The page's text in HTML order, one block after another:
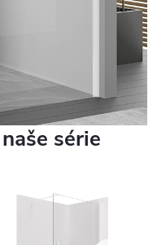
série